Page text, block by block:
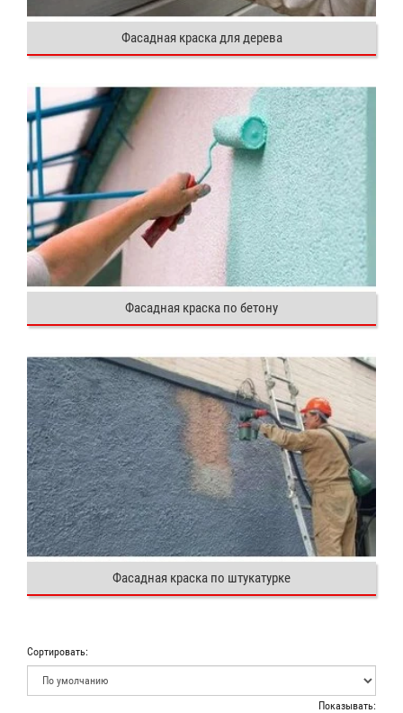
Фасадная краска для дерева
Фасадная краска по бетону
Фасадная краска по штукатурке
Сортировать:
Показывать: